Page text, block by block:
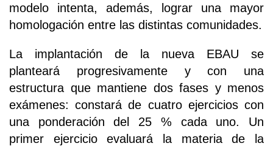
modelo intenta, además, lograr una mayor
homologación entre las distintas comunidades.
La implantación de la nueva EBAU se
planteará progresivamente y con una
estructura que mantiene dos fases y menos
exámenes: constará de cuatro ejercicios con
una ponderación del 25 % cada uno. Un
primer ejercicio evaluará la materia de la